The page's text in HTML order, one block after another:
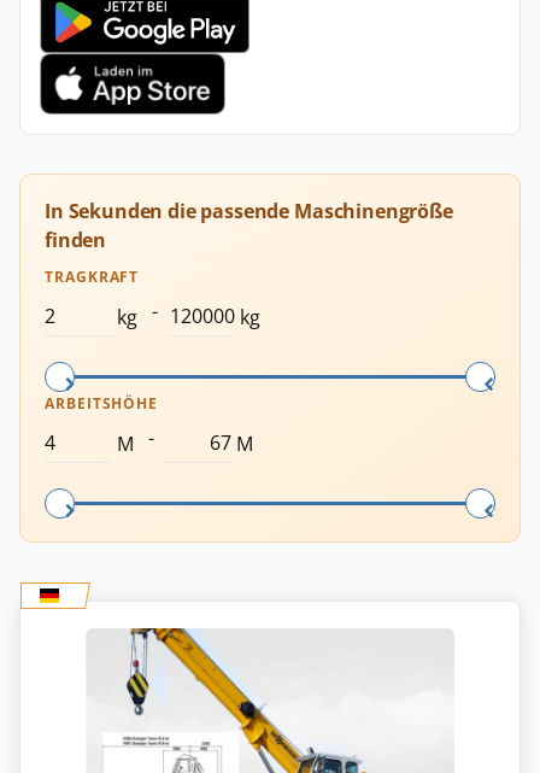
In Sekunden die passende Maschinengröße
finden
TRAGKRAFT
kg - kg
ARBEITSHÖHE
M - M